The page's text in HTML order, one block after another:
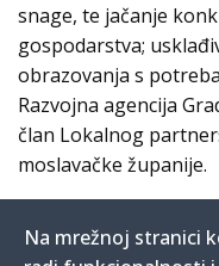
snage, te jačanje
gospodarstva;
obrazovanja s
Razvojna agencija
član Lokalnog
moslavačke županije.
Na mrežnoj stranici